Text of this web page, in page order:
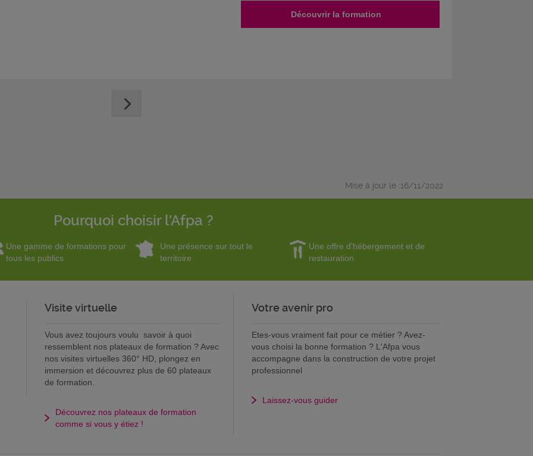
Découvrir la formation
Mise à jour le :16/11/2022
Pourquoi choisir l'Afpa ?
Une gamme de formations pour
tous les publics
Une présence sur tout le
territoire
Une offre d'hébergement et de
restauration
Visite virtuelle
Vous avez toujours voulu savoir à quoi
ressemblent nos plateaux de formation ? Avec
nos visites virtuelles 360° HD, plongez en
immersion et découvrez plus de 60 plateaux
de formation.
Découvrez nos plateaux de formation
comme si vous y étiez !
Votre avenir pro
Etes-vous vraiment fait pour ce métier ? Avez-
vous choisi la bonne formation ? L'Afpa vous
accompagne dans la construction de votre projet
professionnel
Laissez-vous guider